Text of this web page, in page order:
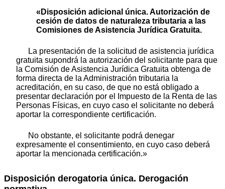
«Disposición adicional única. Autorización de
cesión de datos de naturaleza tributaria a las
Comisiones de Asistencia Jurídica Gratuita.
La presentación de la solicitud de asistencia jurídica
gratuita supondrá la autorización del solicitante para que
la Comisión de Asistencia Jurídica Gratuita obtenga de
forma directa de la Administración tributaria la
acreditación, en su caso, de que no está obligado a
presentar declaración por el Impuesto de la Renta de las
Personas Físicas, en cuyo caso el solicitante no deberá
aportar la correspondiente certificación.
No obstante, el solicitante podrá denegar
expresamente el consentimiento, en cuyo caso deberá
aportar la mencionada certificación.»
Disposición derogatoria única. Derogación